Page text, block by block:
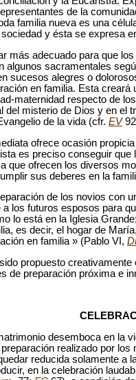
de la
familia nueva es una
y ésta se expresa
más adecuado para que
algunos sacramentales
sucesos alegres o
en familia. Esta
maternidad respecto de
del misterio de Dios y en el
de la vida (cfr. EV
ofrece ocasión
es preciso conseguir
que ofrecen los diversos
sus deberes en la
de los novios con
a los futuros esposos para
lo está en la Iglesia
es decir, el hogar de
en familia » (Pablo VI,
propuesto
de preparación próxima e
desemboca en la
realizado por
reducida solamente a
en la celebración